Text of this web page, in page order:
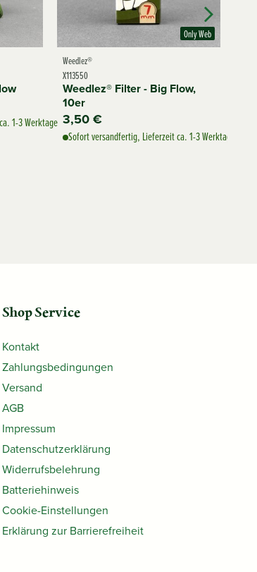
1-3 Werktage
Only Web
Weedlez®
X113550
Weedlez® Filter - Big Flow,
10er
3,50 €
Sofort versandfertig, Lieferzeit ca. 1-3 Werktage
Shop Service
Kontakt
Zahlungsbedingungen
Versand
AGB
Impressum
Datenschutzerklärung
Widerrufsbelehrung
Batteriehinweis
Cookie-Einstellungen
Erklärung zur Barrierefreiheit